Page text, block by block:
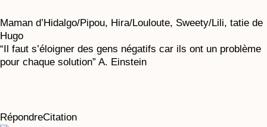
Maman d’Hidalgo/Pipou, Hira/Louloute, Sweety/Lili, tatie de
Hugo
“Il faut s’éloigner des gens négatifs car ils ont un problème
pour chaque solution” A. Einstein
RépondreCitation